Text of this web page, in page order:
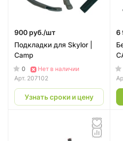
900 руб./шт
Подкладки для Skylor |
Camp
0
Нет в наличии
Арт. 207102
Узнать сроки и цену
6